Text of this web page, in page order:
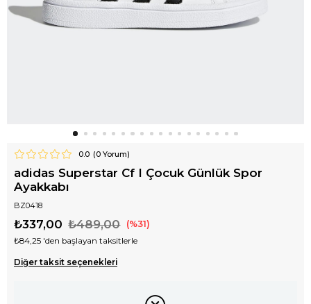
0.0 (0Yorum)
adidas Superstar Cf I Çocuk Günlük Spor
Ayakkabı
BZ0418
₺489,00
₺337,00 31
₺84,25 'den başlayan taksitlerle
Diğer taksit seçenekleri